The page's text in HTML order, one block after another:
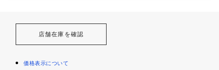
店舗在庫を確認
価格表示について